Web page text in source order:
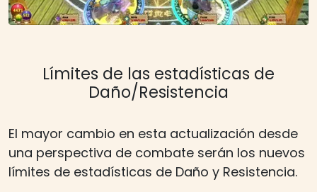
Límites de las estadísticas de
Daño/Resistencia
El mayor cambio en esta actualización desde
una perspectiva de combate serán los nuevos
límites de estadísticas de Daño y Resistencia.